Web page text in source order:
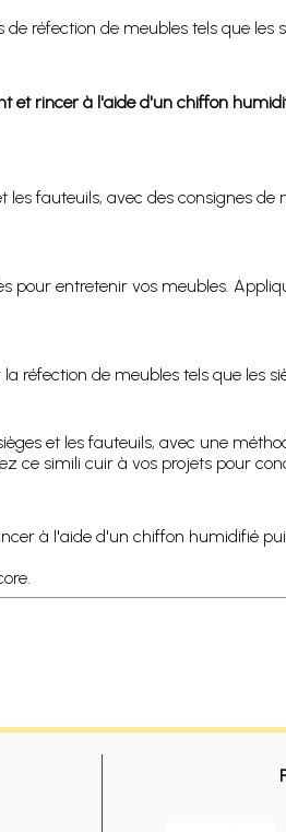
réfection de meubles tels que les
et rincer à l'aide d'un chiffon
fauteuils, avec des consignes
pour entretenir vos meubles.
réfection de meubles tels que les
et les fauteuils, avec une
ce simili cuir à vos projets pour
à l'aide d'un chiffon humidifié